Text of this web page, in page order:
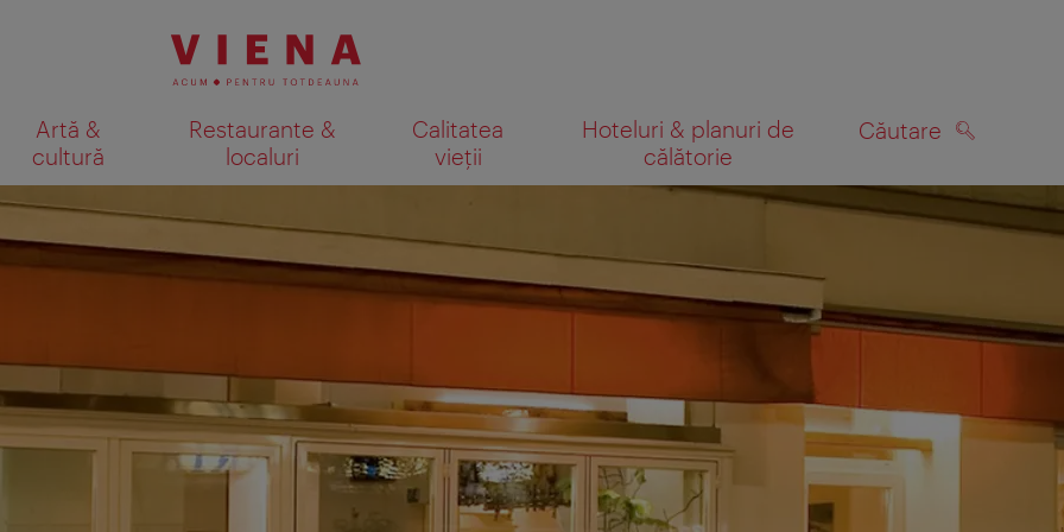
Artă &
cultură
Restaurante &
localuri
Calitatea
vieții
Hoteluri & planuri de
călătorie
Căutare
Afişare rezultate căutare pe hartă